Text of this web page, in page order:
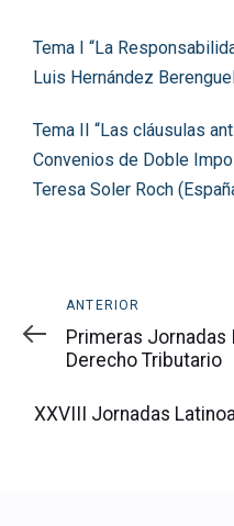
Tema I “La
Luis Hernández
Tema II “Las cláusulas
Convenios de Doble
Teresa Soler Roch
Post
Anterior
ANTERIOR
Primeras Jornadas
Derecho Tributario
XXVIII Jornadas